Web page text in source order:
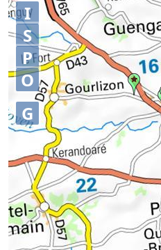
I
S
P
O
G